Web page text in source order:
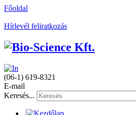
Főoldal
Hírlevél feliratkozás
(06-1) 619-8321
E-mail
Keresés...